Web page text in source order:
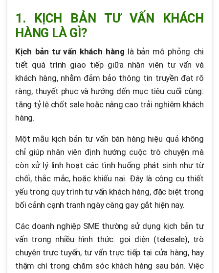
3.5. Kịch bản xử lý khiếu nại khách hàng
chuyên nghiệp
3.6. Kịch bản giới thiệu khuyến mãi
3.7. Kịch bản bán hàng B2B chuyên
nghiệp
3.8. Kịch bản tạo sự khan hiếm và chốt
sale cấp tốc
1. KỊCH BẢN TƯ VẤN KHÁCH
HÀNG LÀ GÌ?
Kịch bản tư vấn khách hàng là bản mô phỏng chi
tiết quá trình giao tiếp giữa nhân viên tư vấn và
khách hàng, nhằm đảm bảo thông tin truyền đạt rõ
ràng, thuyết phục và hướng đến mục tiêu cuối cùng:
tăng tỷ lệ chốt sale hoặc nâng cao trải nghiệm khách
hàng.
Một mẫu kịch bản tư vấn bán hàng hiệu quả không
chỉ giúp nhân viên định hướng cuộc trò chuyện mà
còn xử lý linh hoạt các tình huống phát sinh như từ
chối, thắc mắc, hoặc khiếu nại. Đây là công cụ thiết
yếu trong quy trình tư vấn khách hàng, đặc biệt trong
bối cảnh cạnh tranh ngày càng gay gắt hiện nay.
Các doanh nghiệp SME thường sử dụng kịch bản tư
vấn trong nhiều hình thức: gọi điện (telesale), trò
chuyện trực tuyến, tư vấn trực tiếp tại cửa hàng, hay
thậm chí trong chăm sóc khách hàng sau bán. Việc